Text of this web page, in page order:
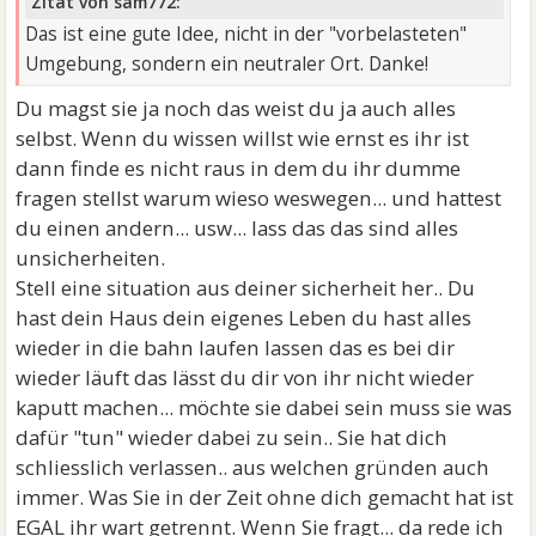
Das ist eine gute Idee, nicht in der "vorbelasteten"
Umgebung, sondern ein neutraler Ort. Danke!
Du magst sie ja noch das weist du ja auch alles
selbst. Wenn du wissen willst wie ernst es ihr ist
dann finde es nicht raus in dem du ihr dumme
fragen stellst warum wieso weswegen... und hattest
du einen andern... usw... lass das das sind alles
unsicherheiten.
Stell eine situation aus deiner sicherheit her.. Du
hast dein Haus dein eigenes Leben du hast alles
wieder in die bahn laufen lassen das es bei dir
wieder läuft das lässt du dir von ihr nicht wieder
kaputt machen... möchte sie dabei sein muss sie was
dafür "tun" wieder dabei zu sein.. Sie hat dich
schliesslich verlassen.. aus welchen gründen auch
immer. Was Sie in der Zeit ohne dich gemacht hat ist
EGAL ihr wart getrennt. Wenn Sie fragt... da rede ich